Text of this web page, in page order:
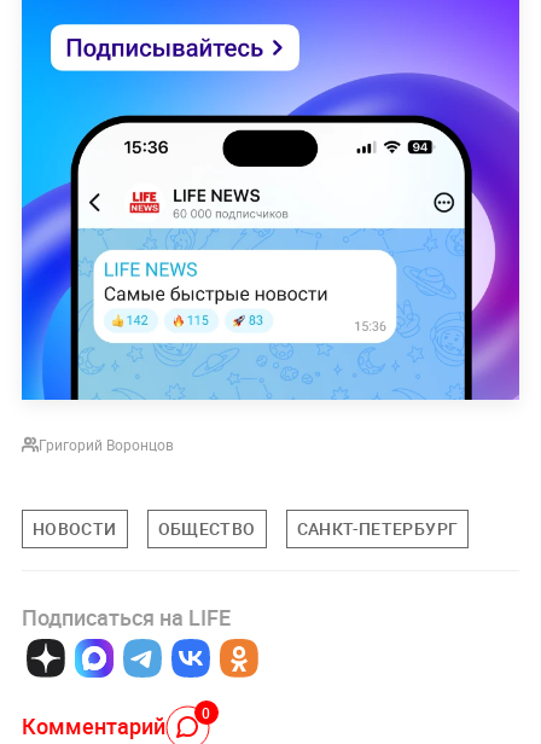
Григорий Воронцов
НОВОСТИ ОБЩЕСТВО САНКТ-ПЕТЕРБУРГ
Подписаться на LIFE
Комментарий 0